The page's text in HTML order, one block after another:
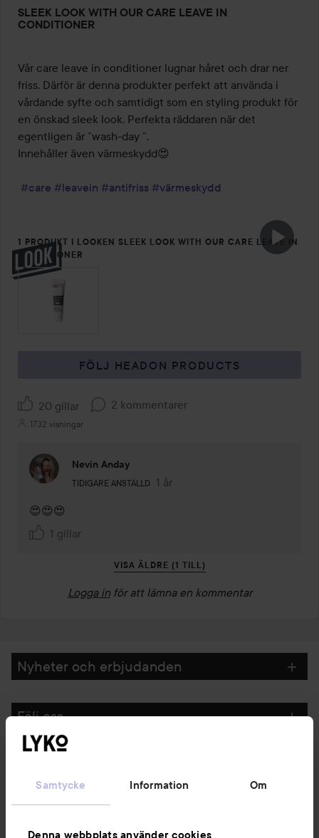
Samtycke Information Om
Denna webbplats använder cookies
SLEEK LOOK WITH OUR CARE LEAVE IN
CONDITIONER
Vår care leave in conditioner lugnar håret och drar ner
friss. Därför är denna produkter perfekt att använda i
vårdande syfte och samtidigt som en styling produkt för
en önskad sleek look. Perfekta räddaren när det
egentligen är ”wash-day ”.
Innehåller även värmeskydd😍
#care #leavein #antifriss #värmeskydd
1 PRODUKT I LOOKEN SLEEK LOOK WITH OUR CARE LEAVE IN
CONDITIONER
FÖLJ HEADON PRODUCTS
20 gillar 2 kommentarer
1732 visningar
Nevin Anday
TIDIGARE ANSTÄLLD
Användarens roll: Tidigare anställd.
1 år
Kommentaren lades 1 år
😍😍😍
1 gillar
VISA ÄLDRE (1 TILL)
Logga in för att lämna en kommentar
Nyheter och erbjudanden
Följ oss